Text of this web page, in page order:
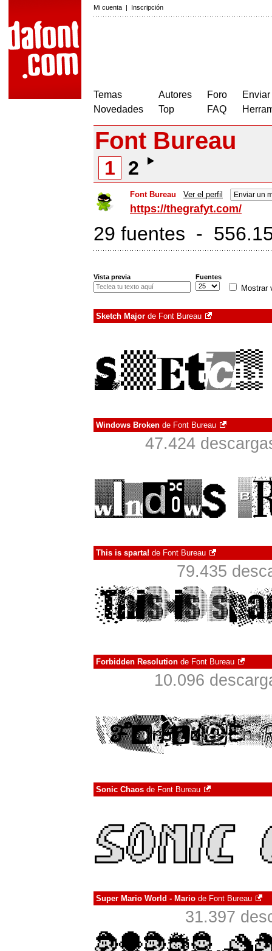
Mi cuenta | Inscripción
Temas
Novedades
Autores
Top
Foro
FAQ
Font Bureau
1 2
Font Bureau Ver el perfil Enviar un
https://thegrafyt.com/
29 fuentes -
Vista previa Fuentes
Mostrar
Sketch Major de Font Bureau
Windows Broken de Font Bureau
47.424
This is sparta! de Font Bureau
79.435
Forbidden Resolution de Font Bureau
10.096
Sonic Chaos de Font Bureau
Super Mario World - Mario de Font Bureau
31.397